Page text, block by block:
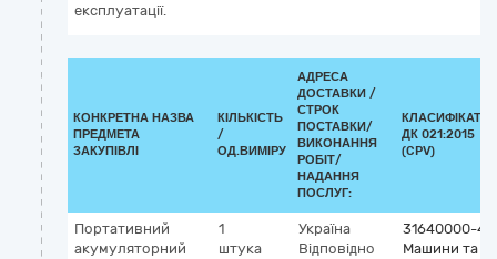
експлуатації.
КОНКРЕТНА НАЗВА
ПРЕДМЕТА
ЗАКУПІВЛІ
КІЛЬКІСТЬ
/
ОД.ВИМІРУ
АДРЕСА
ДОСТАВКИ /
СТРОК
ПОСТАВКИ/
ВИКОНАННЯ
РОБІТ/
НАДАННЯ
ПОСЛУГ:
ДК 021:2015
(CPV)
Портативний
акумуляторний
1
штука
Україна
Відповідно
31640000-4
Машини та